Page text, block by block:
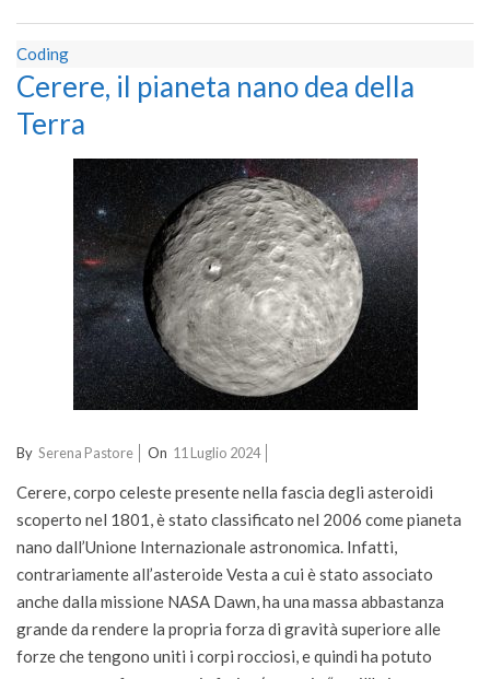
Coding
Cerere, il pianeta nano dea della
Terra
2024-
11
By Serena Pastore On 11 Luglio 2024
Cerere, corpo celeste presente nella fascia degli asteroidi
scoperto nel 1801, è stato classificato nel 2006 come pianeta
nano dall’Unione Internazionale astronomica. Infatti,
contrariamente all’asteroide Vesta a cui è stato associato
anche dalla missione NASA Dawn, ha una massa abbastanza
grande da rendere la propria forza di gravità superiore alle
forze che tengono uniti i corpi rocciosi, e quindi ha potuto